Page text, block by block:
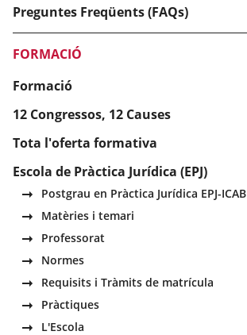
Preguntes Freqüents (FAQs)
FORMACIÓ
Formació
12 Congressos, 12 Causes
Tota l'oferta formativa
Escola de Pràctica Jurídica (EPJ)
Postgrau en Pràctica Jurídica EPJ-ICAB
Matèries i temari
Professorat
Normes
Requisits i Tràmits de matrícula
Pràctiques
L'Escola